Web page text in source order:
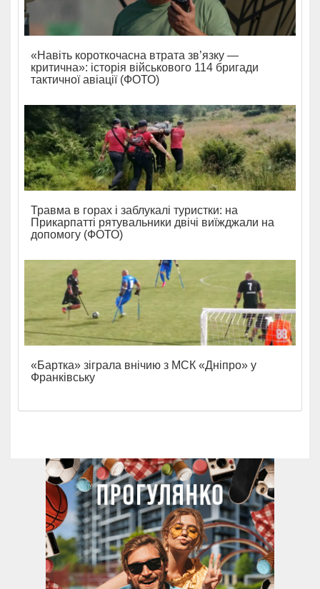
«Навіть короткочасна втрата зв’язку —
критична»: історія військового 114 бригади
тактичної авіації (ФОТО)
Травма в горах і заблукалі туристки: на
Прикарпатті рятувальники двічі виїжджали на
допомогу (ФОТО)
«Бартка» зіграла внічию з МСК «Дніпро» у
Франківську